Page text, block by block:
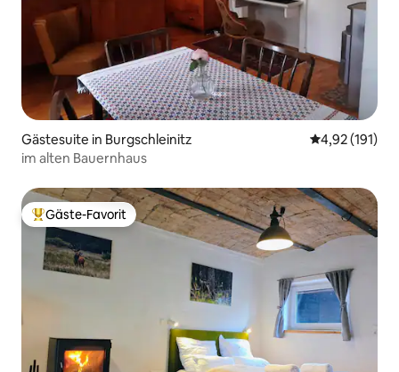
Gästesuite in Burgschleinitz
4,92 (191)
im alten Bauernhaus
Beliebter Gäste-Favorit.
Gäste-Favorit